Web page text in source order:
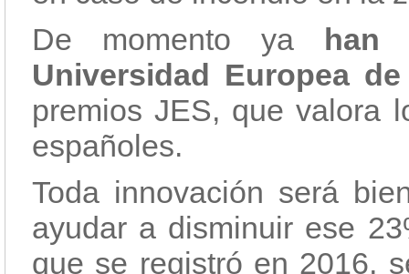
De momento ya han
Universidad Europea
premios JES, que valora
españoles.
Toda innovación será
ayudar a disminuir ese
que se registró en 2016,